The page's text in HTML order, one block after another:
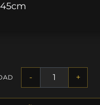
45cm
- +